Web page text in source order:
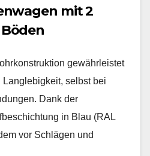
mit 2
gewährleistet
selbst bei
Dank der
in Blau (RAL
vor Schlägen und